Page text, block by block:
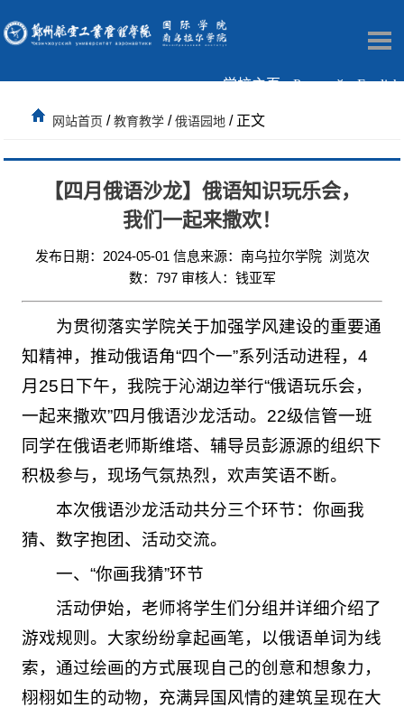
学校主页 Русский English
网站首页 /教育教学 /俄语园地 / 正文
【四月俄语沙龙】俄语知识玩乐会，
我们一起来撒欢！
发布日期：2024-05-01 信息来源：南乌拉尔学院 浏览次
数： 797审核人：钱亚军
为贯彻落实学院关于加强学风建设的重要通
知精神，推动俄语角“四个一”系列活动进程，4
月25日下午，我院于沁湖边举行“俄语玩乐会，
一起来撒欢”四月俄语沙龙活动。22级信管一班
同学在俄语老师斯维塔、辅导员彭源源的组织下
积极参与，现场气氛热烈，欢声笑语不断。
本次俄语沙龙活动共分三个环节：你画我
猜、数字抱团、活动交流。
一、“你画我猜”环节
活动伊始，老师将学生们分组并详细介绍了
游戏规则。大家纷纷拿起画笔，以俄语单词为线
索，通过绘画的方式展现自己的创意和想象力，
栩栩如生的动物，充满异国风情的建筑呈现在大